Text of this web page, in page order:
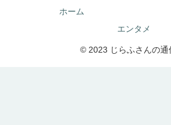
ホーム
エンタメ
© 2023 じらふさんの通